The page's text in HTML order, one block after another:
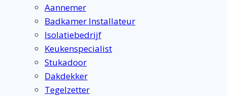
Aannemer
Badkamer Installateur
Isolatiebedrijf
Keukenspecialist
Stukadoor
Dakdekker
Tegelzetter